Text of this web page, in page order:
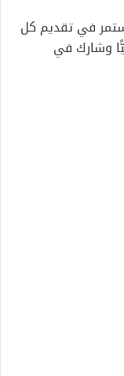
في تقديم كل
وشارك في